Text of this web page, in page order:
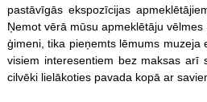
pastāvīgās ekspozīcijas
Ņemot vērā mūsu apmeklētāju
ģimeni, tika pieņemts lēmums muzeja
visiem interesentiem bez maksas arī
cilvēki lielākoties pavada kopā ar